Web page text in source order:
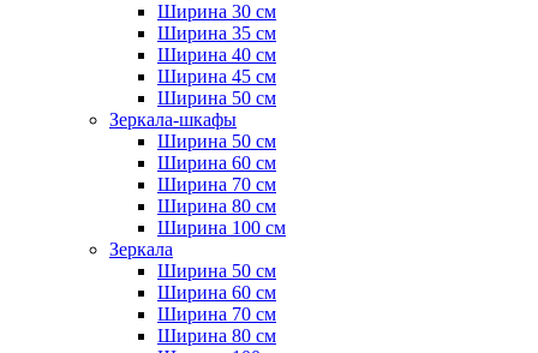
Ширина 30 см
Ширина 35 см
Ширина 40 см
Ширина 45 см
Ширина 50 см
Зеркала-шкафы
Ширина 50 см
Ширина 60 см
Ширина 70 см
Ширина 80 см
Ширина 100 см
Зеркала
Ширина 50 см
Ширина 60 см
Ширина 70 см
Ширина 80 см